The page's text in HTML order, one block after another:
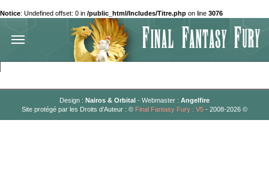
Notice: Undefined offset: 0 in /public_html/Includes/Titre.php on line 3076
Design : Nairos & Orbital - Webmaster : Angelfire
Site protégé par les Droits d'Auteur : © Final Fantasy Fury : V5 - 2008-2026 ©